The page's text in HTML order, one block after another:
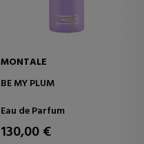
MONTALE
BE MY PLUM
Eau de Parfum
130,00 €